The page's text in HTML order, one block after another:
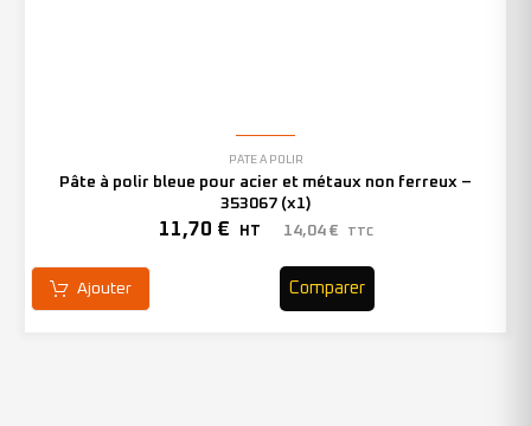
PÂTE À POLIR
Pâte à polir bleue pour acier et métaux non ferreux –
353067 (x1)
11,70 € HT 14,04 € TTC
Ajouter Comparer